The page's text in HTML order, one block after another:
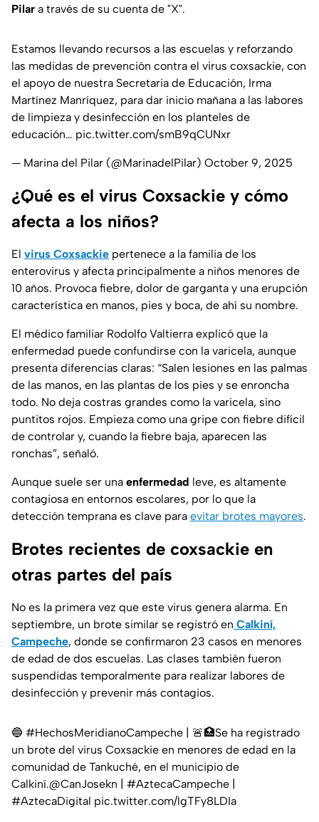
Pilar a través de su cuenta de "X".
Estamos llevando recursos a las escuelas y reforzando
las medidas de prevención contra el virus coxsackie, con
el apoyo de nuestra Secretaria de Educación, Irma
Martínez Manríquez, para dar inicio mañana a las labores
de limpieza y desinfección en los planteles de
educación… pic.twitter.com/smB9qCUNxr
— Marina del Pilar (@MarinadelPilar) October 9, 2025
¿Qué es el virus Coxsackie y cómo
afecta a los niños?
El virus Coxsackie pertenece a la familia de los
enterovirus y afecta principalmente a niños menores de
10 años. Provoca fiebre, dolor de garganta y una erupción
característica en manos, pies y boca, de ahí su nombre.
El médico familiar Rodolfo Valtierra explicó que la
enfermedad puede confundirse con la varicela, aunque
presenta diferencias claras: “Salen lesiones en las palmas
de las manos, en las plantas de los pies y se enroncha
todo. No deja costras grandes como la varicela, sino
puntitos rojos. Empieza como una gripe con fiebre difícil
de controlar y, cuando la fiebre baja, aparecen las
ronchas”, señaló.
Aunque suele ser una enfermedad leve, es altamente
contagiosa en entornos escolares, por lo que la
detección temprana es clave para evitar brotes mayores.
Brotes recientes de coxsackie en
otras partes del país
No es la primera vez que este virus genera alarma. En
septiembre, un brote similar se registró en Calkiní,
Campeche, donde se confirmaron 23 casos en menores
de edad de dos escuelas. Las clases también fueron
suspendidas temporalmente para realizar labores de
desinfección y prevenir más contagios.
🔵 #HechosMeridianoCampeche |⁣ 🚨🏥Se ha registrado
un brote del virus Coxsackie en menores de edad en la
comunidad de Tankuché, en el municipio de
Calkiní.@CanJosekn #AztecaCampeche
#AztecaDigital pic.twitter.com/lgTFy8LDIa